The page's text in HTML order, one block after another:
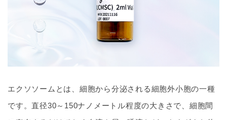
エクソソームとは、細胞から分泌される細胞外小胞の一種
です。直径30～150ナノメートル程度の大きさで、細胞間